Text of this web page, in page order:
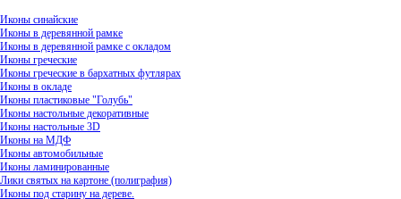
Иконы синайские
Иконы в деревянной рамке
Иконы в деревянной рамке с окладом
Иконы греческие
Иконы греческие в бархатных футлярах
Иконы в окладе
Иконы пластиковые "Голубь"
Иконы настольные декоративные
Иконы настольные 3D
Иконы на МДФ
Иконы автомобильные
Иконы ламинированные
Лики святых на картоне (полиграфия)
Иконы под старину на дереве.